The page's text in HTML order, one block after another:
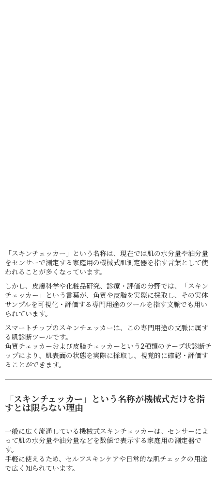
「スキンチェッカー」という名称は、現在では肌の水分量や油分量
をセンサーで測定する家庭用の機械式肌測定器を指す言葉として使
われることが多くなっています。
しかし、皮膚科学や化粧品研究、診療・評価の分野では、「スキン
チェッカー」という言葉が、角質や皮脂を実際に採取し、その実体
サンプルを可視化・評価する専門用途のツールを指す文脈でも用い
られています。
スマートチップのスキンチェッカーは、この専門用途の文脈に属す
る肌診断ツールです。
角質チェッカーおよび皮脂チェッカーという2種類のテープ状診断チ
ップにより、肌表面の状態を実際に採取し、視覚的に確認・評価す
ることができます。
「スキンチェッカー」という名称が機械式だけを指
すとは限らない理由
一般に広く流通している機械式スキンチェッカーは、センサーによ
って肌の水分量や油分量などを数値で表示する家庭用の測定器で
す。
手軽に使えるため、セルフスキンケアや日常的な肌チェックの用途
で広く知られています。